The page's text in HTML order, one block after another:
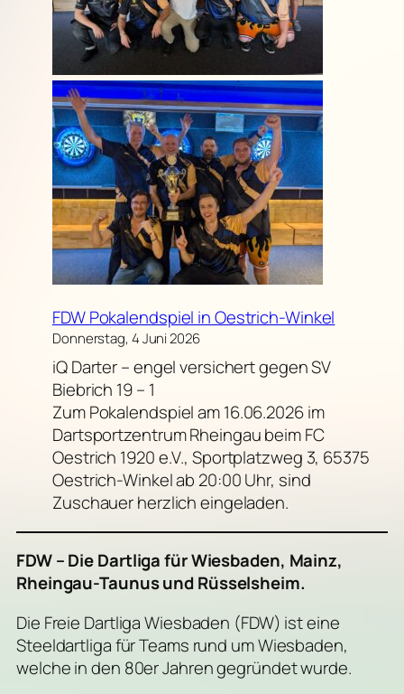
FDW Pokalendspiel in Oestrich-Winkel
Donnerstag, 4 Juni 2026
iQ Darter – engel versichert gegen SV
Biebrich 19 – 1
Zum Pokalendspiel am 16.06.2026 im
Dartsportzentrum Rheingau beim FC
Oestrich 1920 e.V., Sportplatzweg 3, 65375
Oestrich-Winkel ab 20:00 Uhr, sind
Zuschauer herzlich eingeladen.
FDW – Die Dartliga für Wiesbaden, Mainz,
Rheingau-Taunus und Rüsselsheim.
Die Freie Dartliga Wiesbaden (FDW) ist eine
Steeldartliga für Teams rund um Wiesbaden,
welche in den 80er Jahren gegründet wurde.